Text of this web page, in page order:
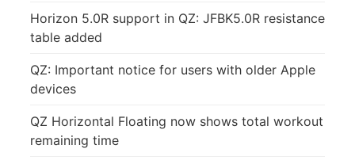
Horizon 5.0R support in QZ: JFBK5.0R resistance
table added
QZ: Important notice for users with older Apple
devices
QZ Horizontal Floating now shows total workout
remaining time